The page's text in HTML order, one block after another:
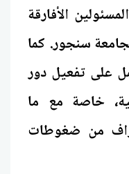
الأفارقة
سنجور. كما
على تفعيل دور
خاصة مع ما
من ضغوطات